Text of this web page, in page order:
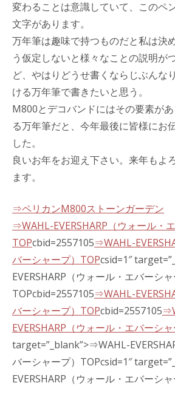
変わることは意識していて、このペ
文字があります。
万年筆は趣味で持つものだと私は決
う仮定しないと様々なことの説明が
ど、やはりどうせ書くならじぶんな
ける万年筆で書きたいと思う。
M800とデコバンドにはその要素が
る万年筆だと、今年最後に皆様にお
した。
良いお年をお迎え下さい。来年もよ
ます。
⇒ペリカンM800ストーンガーデン
⇒WAHL-EVERSHARP（ウォール・
TOPcbid=2557105⇒WAHL-
バーシャープ）TOPcsid=1″
EVERSHARP（ウォール・エバーシャ
TOPcbid=2557105⇒WAHL-
バーシャープ）TOPcbid=2557105
EVERSHARP（ウォール・エバーシ
target=”_blank”>⇒WAHL-
バーシャープ）TOPcsid=1″
EVERSHARP（ウォール・エバーシ